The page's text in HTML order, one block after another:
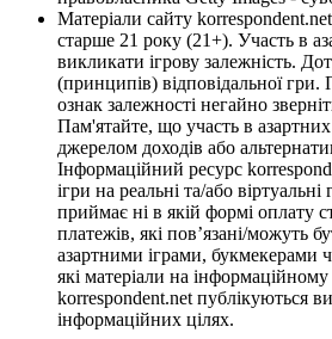
Матеріали сайту
старше 21 року (21+). Участь в
викликати ігрову залежність.
(принципів) відповідальної
ознак залежності негайно
Пам'ятайте, що участь в
джерелом доходів або
Інформаційний ресурс
ігри на реальні та/або
приймає ні в якій формі оплату
платежів, які пов’язані/можуть
азартними іграми, букмекерами
які матеріали на інформаційному
korrespondent.net публікуються
інформаційних цілях.